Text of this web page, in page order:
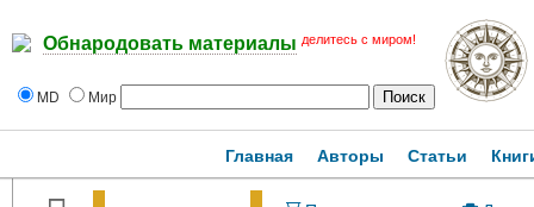
Обнародовать материалы делитесь с миром!
MD Мир
Главная Авторы Статьи